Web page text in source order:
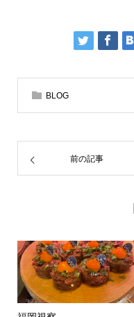
BLOG
前の記事